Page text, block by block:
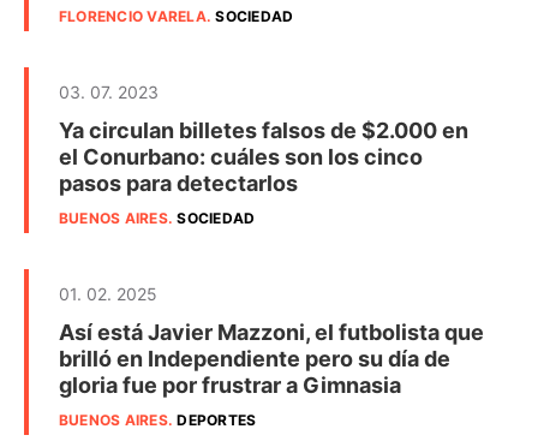
FLORENCIO VARELA.SOCIEDAD
03. 07. 2023
Ya circulan billetes falsos de $2.000 en
el Conurbano: cuáles son los cinco
pasos para detectarlos
BUENOS AIRES.SOCIEDAD
01. 02. 2025
Así está Javier Mazzoni, el futbolista que
brilló en Independiente pero su día de
gloria fue por frustrar a Gimnasia
BUENOS AIRES.DEPORTES